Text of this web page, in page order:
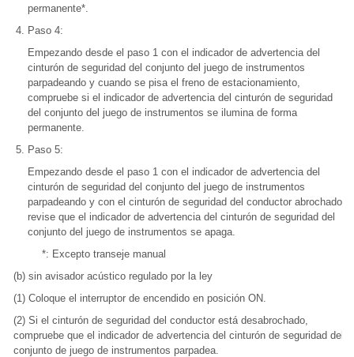
permanente*.
Paso 4:
Empezando desde el paso 1 con el indicador de advertencia del
cinturón de seguridad del conjunto del juego de instrumentos
parpadeando y cuando se pisa el freno de estacionamiento,
compruebe si el indicador de advertencia del cinturón de seguridad
del conjunto del juego de instrumentos se ilumina de forma
permanente.
Paso 5:
Empezando desde el paso 1 con el indicador de advertencia del
cinturón de seguridad del conjunto del juego de instrumentos
parpadeando y con el cinturón de seguridad del conductor abrochado,
revise que el indicador de advertencia del cinturón de seguridad del
conjunto del juego de instrumentos se apaga.
*: Excepto transeje manual
(b) sin avisador acústico regulado por la ley
(1) Coloque el interruptor de encendido en posición ON.
(2) Si el cinturón de seguridad del conductor está desabrochado,
compruebe que el indicador de advertencia del cinturón de seguridad del
conjunto de juego de instrumentos parpadea.